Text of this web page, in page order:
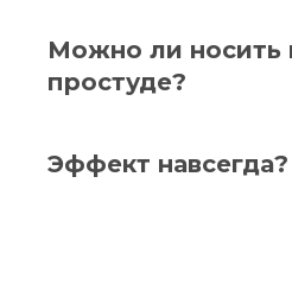
Можно ли носить
простуде?
Эффект навсегда?
Диагностика и прием у врача
Лазерная коррекция зрения
Подбор ночных линз